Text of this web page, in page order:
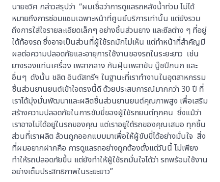
นายชวิศ กล่าวสรุปว่า “ผมเชื่อว่าการดูแลรถหลังน้ำท่วม ไม่ได้
หมายถึงการซ่อมแซมเฉพาะหน้าที่ศูนย์บริการเท่านั้น แต่ยังรวม
ถึงการใส่ใจรายละเอียดเล็กๆ อย่างชิ้นส่วนยาง และซีลต่าง ๆ ที่อยู่
ใต้ท้องรถ ซึ่งอาจเป็นส่วนที่ผู้ใช้รถมักไม่เห็น แต่ทำหน้าที่สำคัญมี
ผลต่อความปลอดภัยและอายุการใช้งานของรถในระยะยาว เช่น
ยางรองแท่นเครื่อง เพลากลาง กันฝุ่นเพลาขับ บู๊ชปีกนก และ
อื่นๆ ดังนั้น ชลิต อินดัสทรีฯ ในฐานะที่เราทำงานในอุตสาหกรรม
ชิ้นส่วนยานยนต์เข้าใจตรงนี้ดี ด้วยประสบการณ์มากกว่า 30 ปี ที่
เราได้มุ่งมั่นพัฒนาและผลิตชิ้นส่วนยานยนต์คุณภาพสูง เพื่อเสริม
สร้างความปลอดภัยในการขับขี่ของผู้ใช้รถยนต์ทุกคน ซึ่งแม้ว่า
เราอาจไม่ได้อยู่ในรถของคุณ แต่เราอยู่ใต้รถของคุณเสมอ ทุกชิ้น
ส่วนที่เราผลิต ล้วนถูกออกแบบมาเพื่อให้ผู้ขับขี่ได้อย่างมั่นใจ สิ่ง
ที่ผมอยากฝากคือ การดูแลรถอย่างถูกต้องตั้งแต่วันนี้ ไม่เพียง
ทำให้รถปลอดภัยขึ้น แต่ยังทำให้ผู้ใช้รถมั่นใจได้ว่า รถพร้อมใช้งาน
อย่างเต็มประสิทธิภาพในระยะยาว”